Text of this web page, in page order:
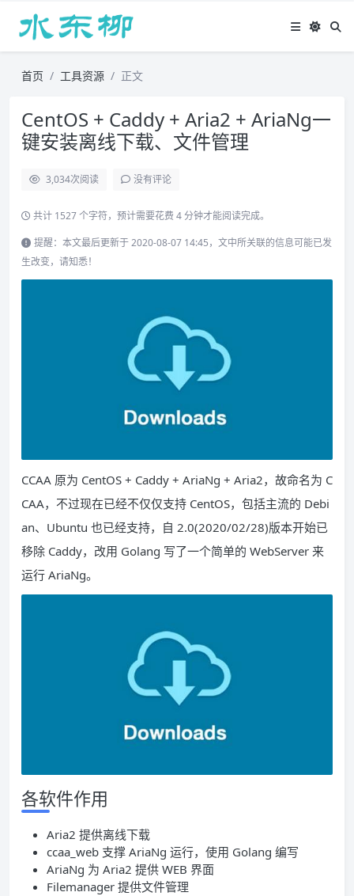
首页 工具资源 正文
CentOS + Caddy + Aria2 + AriaNg一
键安装离线下载、文件管理
3,034次阅读 没有评论
共计 1527 个字符，预计需要花费 4 分钟才能阅读完成。
提醒：本文最后更新于 2020-08-07 14:45，文中所关联的信息可能已发
生改变，请知悉！
CCAA 原为 CentOS + Caddy + AriaNg + Aria2，故命名为 C
CAA，不过现在已经不仅仅支持 CentOS，包括主流的 Debi
an、Ubuntu 也已经支持，自 2.0(2020/02/28)版本开始已
移除 Caddy，改用 Golang 写了一个简单的 WebServer 来
运行 AriaNg。
各软件作用
Aria2 提供离线下载
ccaa_web 支撑 AriaNg 运行，使用 Golang 编写
AriaNg 为 Aria2 提供 WEB 界面
Filemanager 提供文件管理